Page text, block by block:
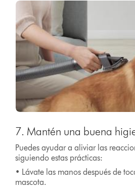
7. Mantén una buena
Puedes ayudar a aliviar las
siguiendo estas prácticas:
• Lávate las manos después de
mascota.